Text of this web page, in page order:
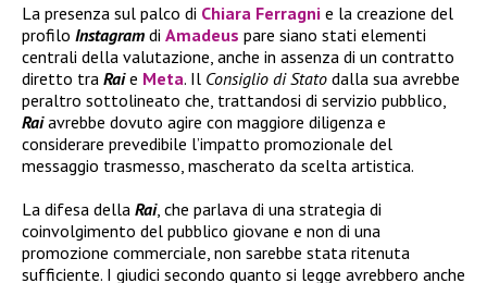
La presenza sul palco di Chiara Ferragni e la creazione del
profilo Instagram di Amadeus pare siano stati elementi
centrali della valutazione, anche in assenza di un contratto
diretto tra Raie Meta. Il Consiglio di Stato dalla sua avrebbe
peraltro sottolineato che, trattandosi di servizio pubblico,
Raiavrebbe dovuto agire con maggiore diligenza e
considerare prevedibile l’impatto promozionale del
messaggio trasmesso, mascherato da scelta artistica.
La difesa della Rai, che parlava di una strategia di
coinvolgimento del pubblico giovane e non di una
promozione commerciale, non sarebbe stata ritenuta
sufficiente. I giudici secondo quanto si legge avrebbero anche